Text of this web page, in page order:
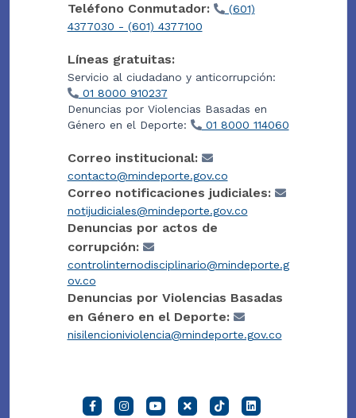
Teléfono Conmutador:
(601)
4377030 - (601) 4377100
Líneas gratuitas:
Servicio al ciudadano y anticorrupción:
01 8000 910237
Denuncias por Violencias Basadas en
Género en el Deporte:
01 8000 114060
Correo institucional:
contacto@mindeporte.gov.co
Correo notificaciones judiciales:
notijudiciales@mindeporte.gov.co
Denuncias por actos de
corrupción:
controlinternodisciplinario@mindeporte.g
ov.co
Denuncias por Violencias Basadas
en Género en el Deporte:
nisilencioniviolencia@mindeporte.gov.co